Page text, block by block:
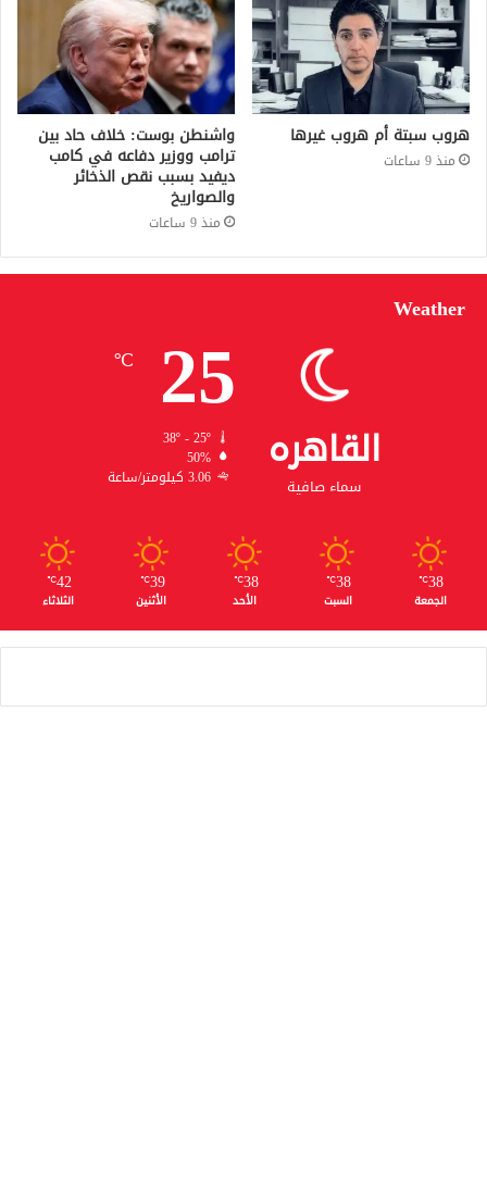
هروب سبتة أم هروب غيرها
منذ 9 ساعات
واشنطن بوست: خلاف حاد بين
ترامب ووزير دفاعه في كامب
ديفيد بسبب نقص الذخائر
والصواريخ
منذ 9 ساعات
Weather
القاهره
سماء صافية
25
℃
38º - 25º
50%
3.06 كيلومتر/ساعة
38
℃
الجمعة
38
℃
السبت
38
℃
الأحد
39
℃
الأثنين
42
℃
الثلاثاء